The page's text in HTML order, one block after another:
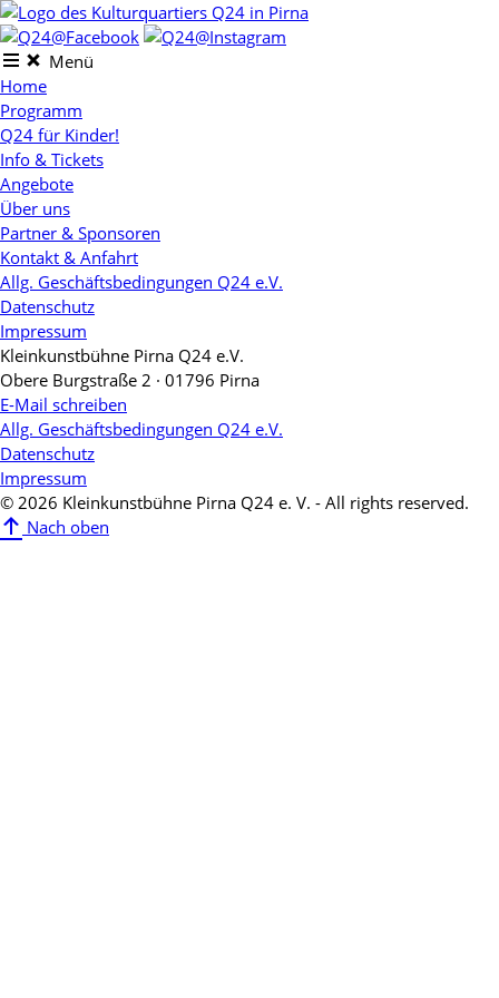
Skip
to
contentMenü
Home
Programm
Q24 für Kinder!
Info & Tickets
Angebote
Über uns
Partner & Sponsoren
Kontakt & Anfahrt
Allg. Geschäftsbedingungen Q24 e.V.
Datenschutz
Impressum
Kleinkunstbühne Pirna Q24 e.V.
Obere Burgstraße 2 · 01796 Pirna
E-Mail schreiben
Allg. Geschäftsbedingungen Q24 e.V.
Datenschutz
Impressum
© 2026 Kleinkunstbühne Pirna Q24 e. V. - All rights reserved.
Nach oben